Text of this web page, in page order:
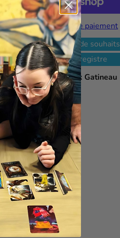
Plus de moyens de paiement
Ajouter à ma liste de souhaits
Ajouter à mon registre
àL'As des jeux Gatineau
24 heures
de magasin